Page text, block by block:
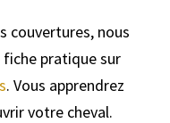
couvertures, nous
pratique sur
. Vous apprendrez
votre cheval.